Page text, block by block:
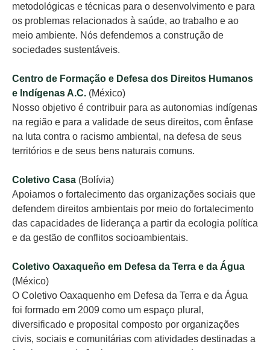
metodológicas e técnicas para o desenvolvimento e para
os problemas relacionados à saúde, ao trabalho e ao
meio ambiente. Nós defendemos a construção de
sociedades sustentáveis.
Centro de Formação e Defesa dos Direitos Humanos
e Indígenas A.C. (México)
Nosso objetivo é contribuir para as autonomias indígenas
na região e para a validade de seus direitos, com ênfase
na luta contra o racismo ambiental, na defesa de seus
territórios e de seus bens naturais comuns.
Coletivo Casa (Bolívia)
Apoiamos o fortalecimento das organizações sociais que
defendem direitos ambientais por meio do fortalecimento
das capacidades de liderança a partir da ecologia política
e da gestão de conflitos socioambientais.
Coletivo Oaxaqueño em Defesa da Terra e da Água
(México)
O Coletivo Oaxaquenho em Defesa da Terra e da Água
foi formado em 2009 como um espaço plural,
diversificado e proposital composto por organizações
civis, sociais e comunitárias com atividades destinadas a